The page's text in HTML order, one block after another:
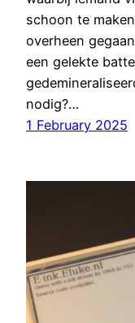
schoon te
overheen
een gelekte
nodig?…
1 February 2025